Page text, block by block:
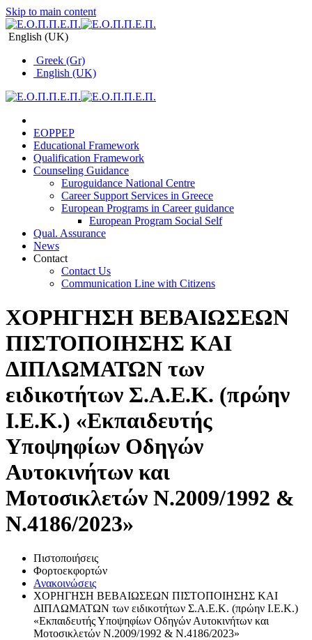
Skip to main content
English (UK)
Greek (Gr)
English (UK)
EOPPEP
Educational Framework
Qualification Framework
Counseling Guidance
Euroguidance National Centre
Career Support Services in Greece
Εuropean Programs in Career guidance
Εuropean Program Social Self
Qual. Assurance
News
Contact
Contact Us
Communication Line with Citizens
ΧΟΡΗΓΗΣΗ ΒΕΒΑΙΩΣΕΩΝ
ΠΙΣΤΟΠΟΙΗΣΗΣ ΚΑΙ
ΔΙΠΛΩΜΑΤΩΝ των
ειδικοτήτων Σ.Α.Ε.Κ. (πρώην
Ι.Ε.Κ.) «Εκπαιδευτής
Υποψηφίων Οδηγών
Αυτοκινήτων και
Μοτοσικλετών N.2009/1992 &
N.4186/2023»
Πιστοποιήσεις
Φορτοεκφορτών
Ανακοινώσεις
ΧΟΡΗΓΗΣΗ ΒΕΒΑΙΩΣΕΩΝ ΠΙΣΤΟΠΟΙΗΣΗΣ ΚΑΙ
ΔΙΠΛΩΜΑΤΩΝ των ειδικοτήτων Σ.Α.Ε.Κ. (πρώην Ι.Ε.Κ.)
«Εκπαιδευτής Υποψηφίων Οδηγών Αυτοκινήτων και
Μοτοσικλετών N.2009/1992 & N.4186/2023»